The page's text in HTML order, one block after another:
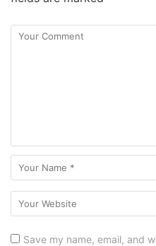
Save my name, email, and